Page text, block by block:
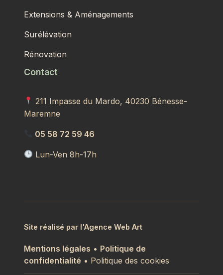
Extensions & Aménagements
Surélévation
Rénovation
Contact
211 Impasse du Mardo, 40230 Bénesse-
Maremne
05 58 72 59 46
Lun-Ven 8h-17h
Site réalisé par l'Agence Web Art
Mentions légales • Politique de
confidentialité • Politique des cookies